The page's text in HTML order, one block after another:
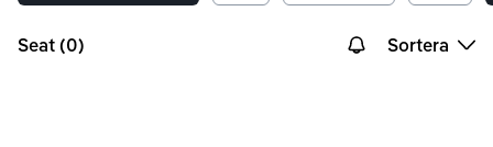
Seat (0) Sortera